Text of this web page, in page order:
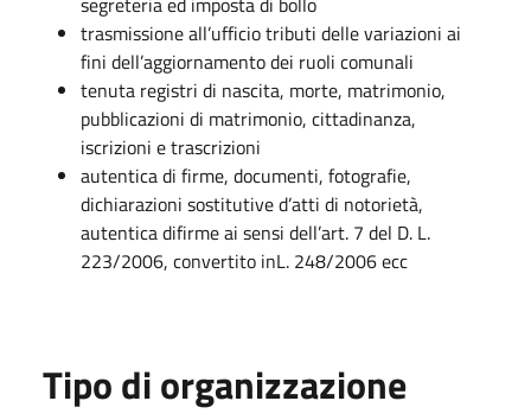
trasmissione all’ufficio tributi delle variazioni ai
fini dell’aggiornamento dei ruoli comunali
tenuta registri di nascita, morte, matrimonio,
pubblicazioni di matrimonio, cittadinanza,
iscrizioni e trascrizioni
autentica di firme, documenti, fotografie,
dichiarazioni sostitutive d’atti di notorietà,
autentica difirme ai sensi dell’art. 7 del D. L.
223/2006, convertito inL. 248/2006 ecc
Tipo di organizzazione